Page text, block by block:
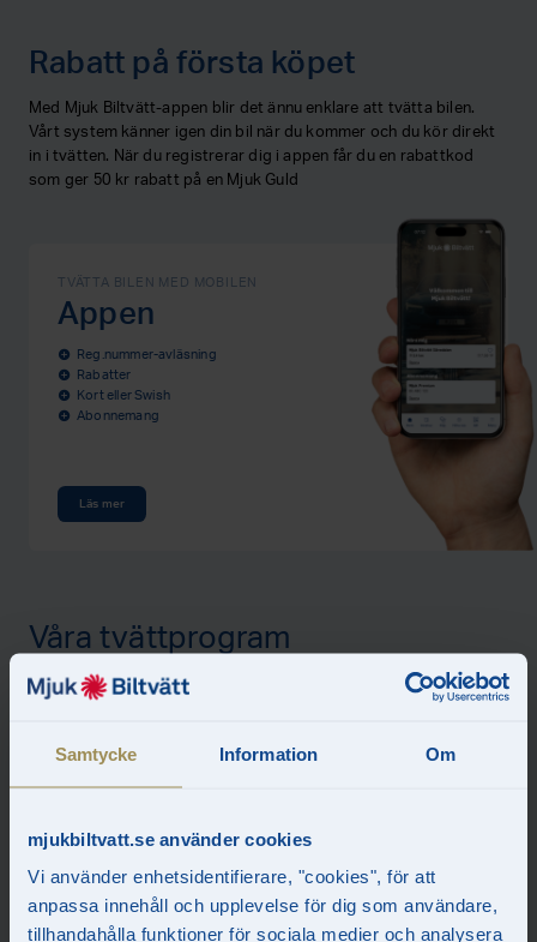
Samtycke Information Om
mjukbiltvatt.se använder cookies
Vi använder enhetsidentifierare, "cookies", för att
anpassa innehåll och upplevelse för dig som användare,
tillhandahålla funktioner för sociala medier och analysera
Rabatt på första köpet
Med Mjuk Biltvätt-appen blir det ännu enklare att tvätta bilen.
Vårt system känner igen din bil när du kommer och du kör direkt
in i tvätten. När du registrerar dig i appen får du en rabattkod
som ger 50 kr rabatt på en Mjuk Guld
TVÄTTA BILEN MED MOBILEN
Appen
add_circle Reg.nummer-avläsning
add_circle Rabatter
add_circle Kort eller Swish
add_circle Abonnemang
Läs mer
Våra tvättprogram
419:-
add_circle Handtvätt av fälgar
add_circle Insektsborttagning
Modern maskintvätt med mjuka borstar
Dammsugare, mattvätt & mjuka handdukar